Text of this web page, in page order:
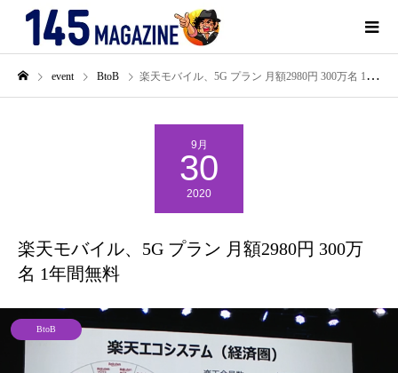
event BtoB 楽天モバイル、5G プラン 月額2980円 300万名 1年間無料
9月
30
2020
楽天モバイル、5G プラン 月額2980円 300万
名 1年間無料
BtoB